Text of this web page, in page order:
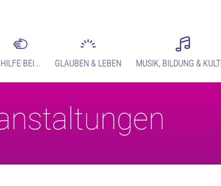
HILFE BEI... GLAUBEN & LEBEN MUSIK, BILDUNG &